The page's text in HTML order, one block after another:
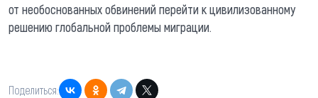
от необоснованных обвинений перейти к цивилизованному
решению глобальной проблемы миграции.
Поделиться: